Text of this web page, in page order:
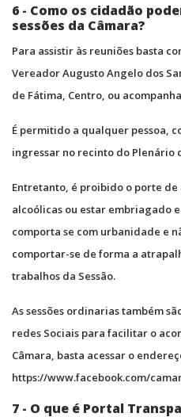
6 - Como os cidadão
sessões da Câmara?
Para assistir às reuniões basta
Vereador Augusto Angelo dos
de Fátima, Centro, ou
É permitido a qualquer pessoa,
ingressar no recinto do Plenário
Entretanto, é proibido o porte
alcoólicas ou estar embriagado
comporta se com urbanidade e
comportar-se de forma a
trabalhos da Sessão.
As sessões ordinarias também
redes Sociais para facilitar o
Câmara, basta acessar o
https://www.facebook.com/
7 - O que é Portal